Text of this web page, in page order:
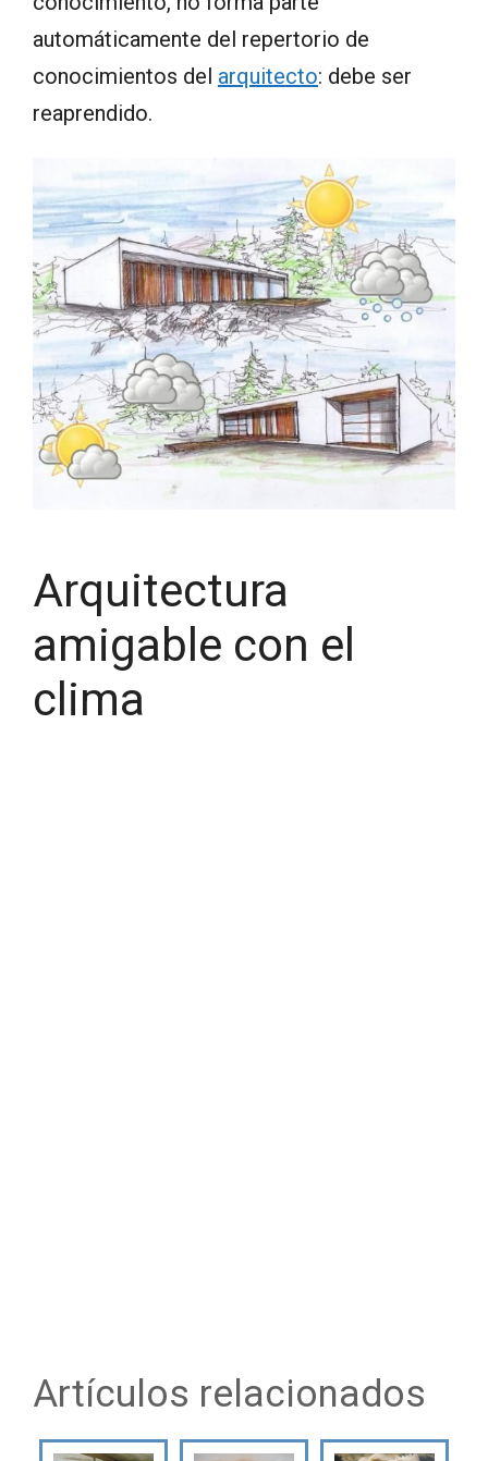
automáticamente del repertorio de
conocimientos del arquitecto: debe ser
reaprendido.
Arquitectura
amigable con el
clima
Artículos relacionados